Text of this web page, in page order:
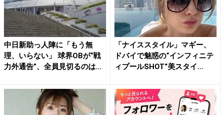
中日新助っ人陣に「もう無
理、いらない」 球界OBが“戦
力外通告”、全員見切るのは...
「ナイススタイル」マギー、
ドバイで魅惑の“インフィニテ
ィプールSHOT”美スタイ...